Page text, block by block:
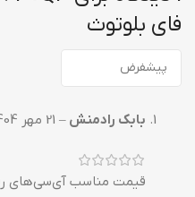
فای بلوتوث
بابک رادمنش – 21 مهر 1404
قیمت مناسب آی‌سی‌های